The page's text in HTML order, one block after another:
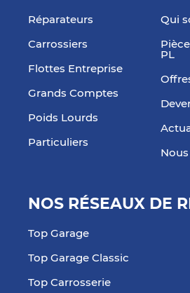
Réparateurs
Carrossiers
Flottes Entreprise
Grands Comptes
Poids Lourds
Particuliers
Qui
PL
NOS RÉSEAUX DE
Top Garage
Top Garage Classic
Top Carrosserie